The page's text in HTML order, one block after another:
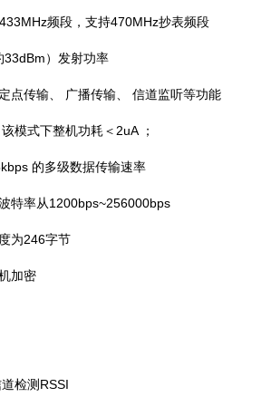
频段，支持470MHz抄表频段
33dBm）发射功率
点传输、 广播传输、 信道监听等功能
模式下整机功耗＜2uA ；
的多级数据传输速率
特率从1200bps~256000bps
为246字节
加密
检测RSSI